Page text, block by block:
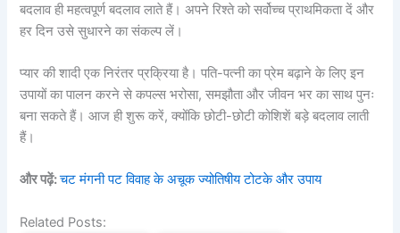
बदलाव ही महत्वपूर्ण बदलाव लाते हैं। अपने रिश्ते को सर्वोच्च प्राथमिकता दें और
हर दिन उसे सुधारने का संकल्प लें।
प्यार की शादी एक निरंतर प्रक्रिया है। पति-पत्नी का प्रेम बढ़ाने के लिए इन
उपायों का पालन करने से कपल्स भरोसा, समझौता और जीवन भर का साथ पुनः
बना सकते हैं। आज ही शुरू करें, क्योंकि छोटी-छोटी कोशिशें बड़े बदलाव लाती
हैं।
और पढ़ें:चट मंगनी पट विवाह के अचूक ज्योतिषीय टोटके और उपाय
Related Posts: